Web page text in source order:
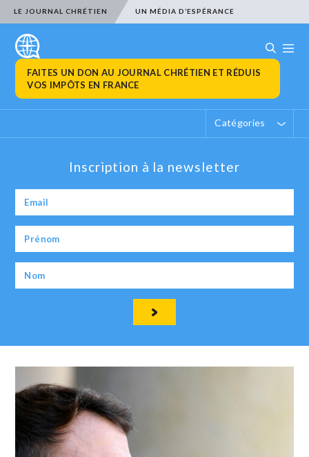
LE JOURNAL CHRÉTIEN UN MÉDIA D’ESPÉRANCE
FAITES UN DON AU JOURNAL CHRÉTIEN ET RÉDUIS
VOS IMPÔTS EN FRANCE
Catégories
Inscription à la newsletter